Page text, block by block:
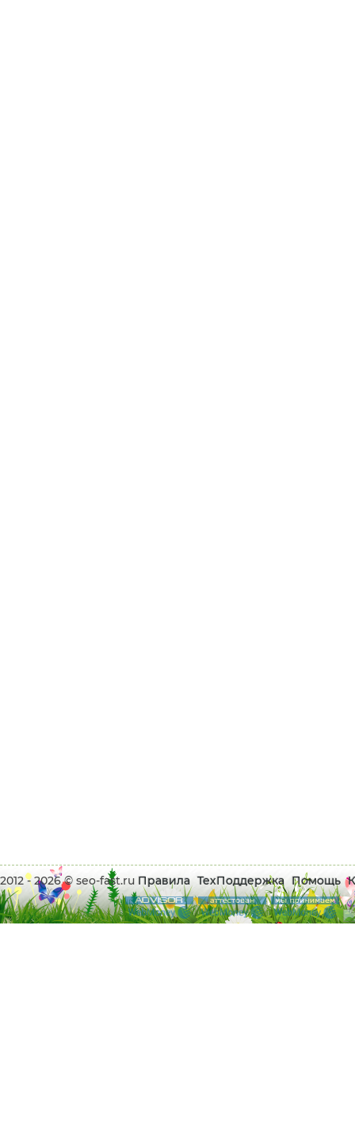
2012 - 2026 © seo-fast.ru Правила ТехПоддержка Помощь